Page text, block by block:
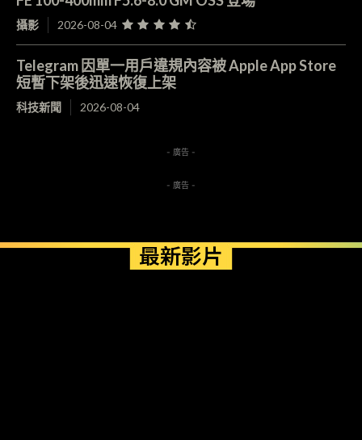
攝影 2026-08-04
Telegram 因單一用戶違規內容被 Apple App Store
短暫下架後迅速恢復上架
科技新聞 2026-08-04
- 廣告 -
- 廣告 -
最新影片